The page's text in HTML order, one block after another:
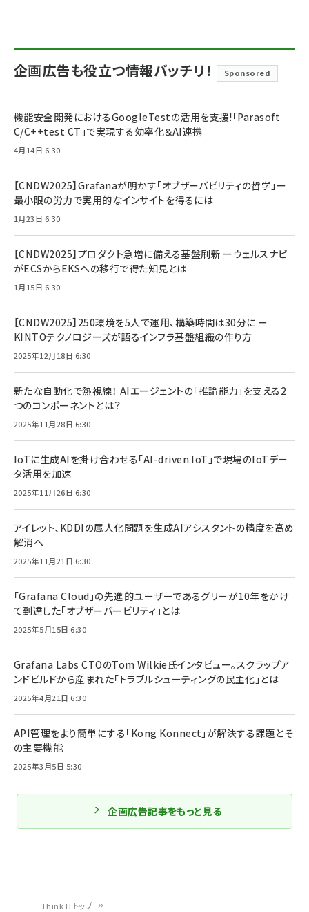
Think ITトップ
企画広告も役立つ情報バッチリ！ Sponsored
機能安全開発におけるGoogleTestの活用を支援!「Parasoft
C/C++test CT」で実現する効率化＆AI連携
4月14日 6:30
【CNDW2025】Grafanaが明かす「オブザーバビリティの哲学」ー
最小限の労力で実用的なインサイトを得るには
1月23日 6:30
【CNDW2025】プロダクト急増に備える基盤刷新 ーウェルスナビ
がECSからEKSへの移行で得た知見とは
1月15日 6:30
【CNDW2025】250環境を5人で運用、構築時間は30分に ー
KINTOテクノロジーズが語るインフラ基盤組織の作り方
2025年12月18日 6:30
新たな自動化で熱視線！ AIエージェントの「推論能力」を支える2
つのコンポーネントとは？
2025年11月28日 6:30
IoTに生成AIを掛け合わせる「AI-driven IoT」で現場のIoTデー
タ活用を加速
2025年11月26日 6:30
アイレット、KDDIの属人化問題を生成AIアシスタントの精度を高め
解消へ
2025年11月21日 6:30
「Grafana Cloud」の先進的ユーザーであるグリーが10年をかけ
て到達した「オブザーバービリティ」とは
2025年5月15日 6:30
Grafana Labs CTOのTom Wilkie氏インタビュー。スクラップア
ンドビルドから産まれた「トラブルシューティングの民主化」とは
2025年4月21日 6:30
API管理をより簡単にする「Kong Konnect」が解決する課題とそ
の主要機能
2025年3月5日 5:30
企画広告記事をもっと見る